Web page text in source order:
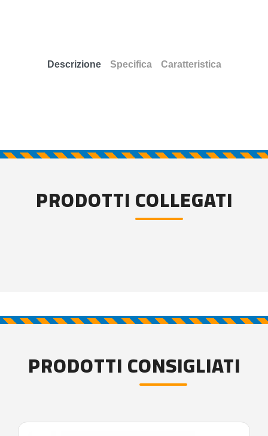
Descrizione Specifica Caratteristica
PRODOTTI COLLEGATI
PRODOTTI CONSIGLIATI